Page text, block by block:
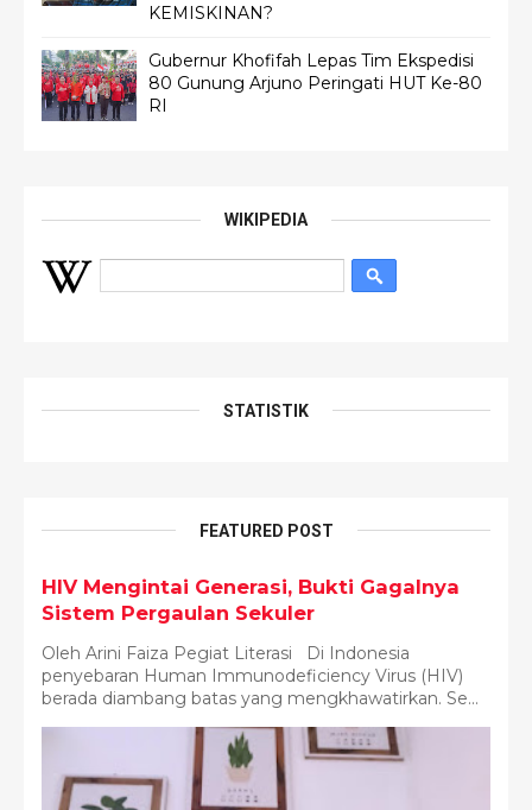
KEMISKINAN?
Gubernur Khofifah Lepas Tim Ekspedisi
80 Gunung Arjuno Peringati HUT Ke-80
RI
WIKIPEDIA
STATISTIK
FEATURED POST
HIV Mengintai Generasi, Bukti Gagalnya
Sistem Pergaulan Sekuler
Oleh Arini Faiza Pegiat Literasi Di Indonesia
penyebaran Human Immunodeficiency Virus (HIV)
berada diambang batas yang mengkhawatirkan. Se...